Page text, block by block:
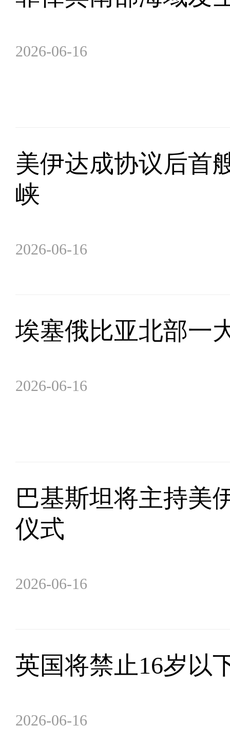
2026-06-16
美伊达成协议后首
峡
2026-06-16
埃塞俄比亚北部一
2026-06-16
巴基斯坦将主持美
仪式
2026-06-16
英国将禁止16岁以
2026-06-16